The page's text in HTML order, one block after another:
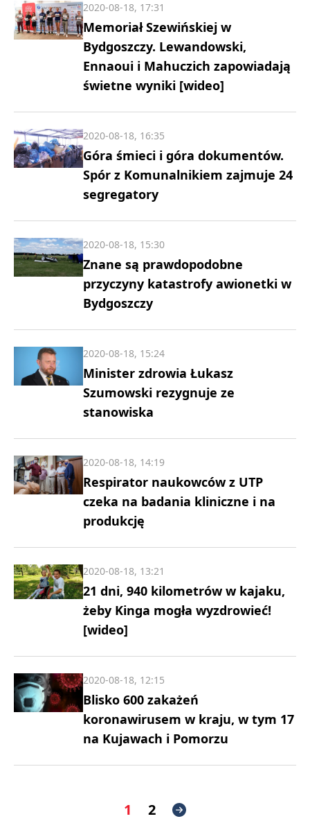
Memoriał Szewińskiej w
Bydgoszczy. Lewandowski,
Ennaoui i Mahuczich zapowiadają
świetne wyniki [wideo]
2020-08-18, 17:31
Góra śmieci i góra dokumentów.
Spór z Komunalnikiem zajmuje 24
segregatory
2020-08-18, 16:35
Znane są prawdopodobne
przyczyny katastrofy awionetki w
Bydgoszczy
2020-08-18, 15:30
Minister zdrowia Łukasz
Szumowski rezygnuje ze
stanowiska
2020-08-18, 15:24
Respirator naukowców z UTP
czeka na badania kliniczne i na
produkcję
2020-08-18, 14:19
21 dni, 940 kilometrów w kajaku,
żeby Kinga mogła wyzdrowieć!
[wideo]
2020-08-18, 13:21
Blisko 600 zakażeń
koronawirusem w kraju, w tym 17
na Kujawach i Pomorzu
2020-08-18, 12:15
1 2